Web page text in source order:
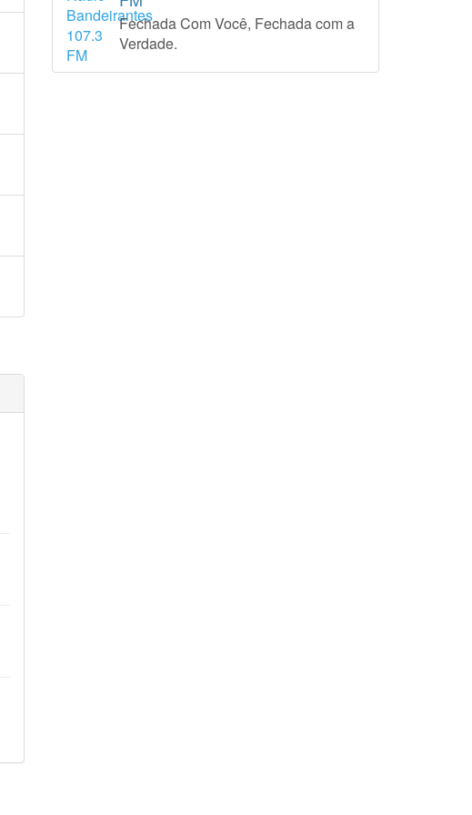
Fechada Com Você, Fechada com a
Verdade.